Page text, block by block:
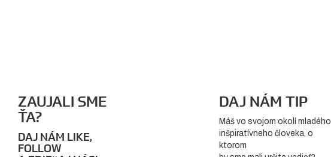
ZAUJALI SME
ŤA?
DAJ NÁM LIKE,
FOLLOW
DAJ NÁM TIP
Máš vo svojom okolí mladého
inšpiratívneho človeka, o
ktorom